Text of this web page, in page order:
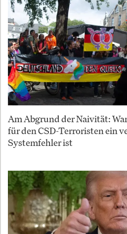
Am Abgrund der Naivität:
für den CSD-Terroristen ein
Systemfehler ist